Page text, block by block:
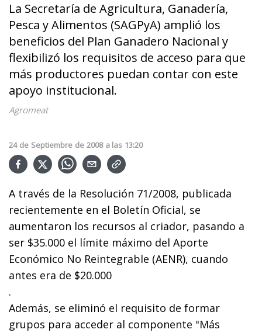
La Secretaría de Agricultura, Ganadería,
Pesca y Alimentos (SAGPyA) amplió los
beneficios del Plan Ganadero Nacional y
flexibilizó los requisitos de acceso para que
más productores puedan contar con este
apoyo institucional.
Agromeat
24 de Septiembre de 2008 a las 13:20
A través de la Resolución 71/2008, publicada
recientemente en el Boletín Oficial, se
aumentaron los recursos al criador, pasando a
ser $35.000 el límite máximo del Aporte
Económico No Reintegrable (AENR), cuando
antes era de $20.000
.
Además, se eliminó el requisito de formar
grupos para acceder al componente "Más